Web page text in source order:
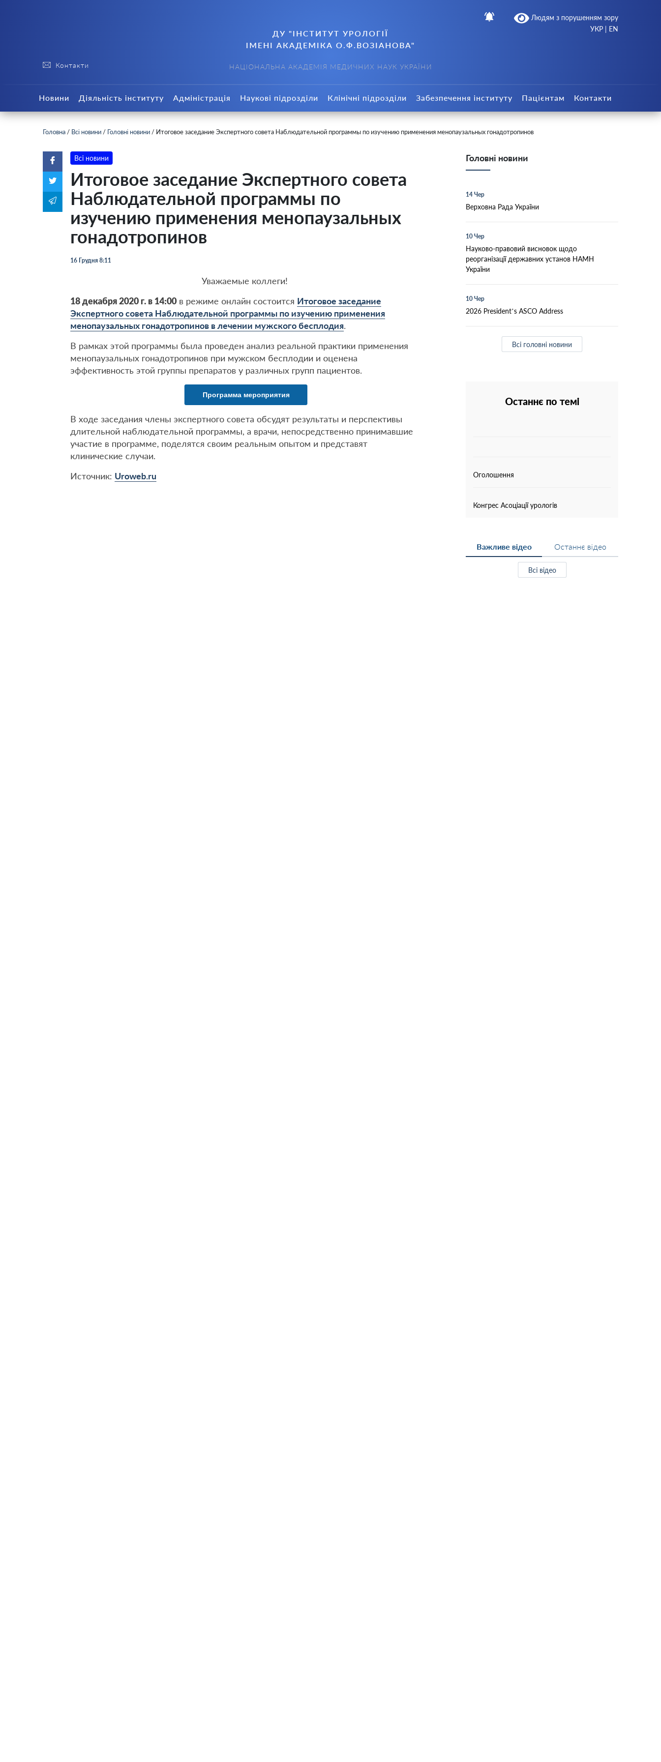
Людям з порушенням зору
Контакти
ДУ "ІНСТИТУТ УРОЛОГІЇ
ІМЕНІ АКАДЕМІКА О.Ф.ВОЗІАНОВА"
НАЦІОНАЛЬНА АКАДЕМІЯ МЕДИЧНИХ НАУК УКРАЇНИ
УКР | EN
Новини Діяльність інституту Адміністрація Наукові підрозділи Клінічні підрозділи Забезпечення інституту Пацієнтам Контакти
Головна / Всі новини / Головні новини / Итоговое заседание Экспертного совета Наблюдательной программы по изучению применения менопаузальных гонадотропинов
Всі новини
Итоговое заседание Экспертного совета
Наблюдательной программы по
изучению применения менопаузальных
гонадотропинов
16 Грудня 8:11
Уважаемые коллеги!
18 декабря 2020 г. в 14:00 в режиме онлайн состоится Итоговое заседание
Экспертного совета Наблюдательной программы по изучению применения
менопаузальных гонадотропинов в лечении мужского бесплодия.
В рамках этой программы была проведен анализ реальной практики применения
менопаузальных гонадотропинов при мужском бесплодии и оценена
эффективность этой группы препаратов у различных групп пациентов.
Программа мероприятия
В ходе заседания члены экспертного совета обсудят результаты и перспективы
длительной наблюдательной программы, а врачи, непосредственно принимавшие
участие в программе, поделятся своим реальным опытом и представят
клинические случаи.
Источник: Uroweb.ru
Головні новини
14 Чер
Верховна Рада України
10 Чер
Науково-правовий висновок щодо
реорганізації державних установ НАМН
України
10 Чер
2026 President’s ASCO Address
Всі головні новини
Останнє по темі
Оголошення
Конгрес Асоціації урологів
Важливе відео Останнє відео
Всі відео